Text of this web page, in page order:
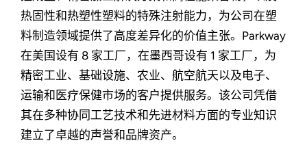
热固性和热塑性塑料的特殊注射能力，为公司在塑
料制造领域提供了高度差异化的价值主张。Parkway
在美国设有 8 家工厂，在墨西哥设有 1 家工厂，为
精密工业、基础设施、农业、航空航天以及电子、
运输和医疗保健市场的客户提供服务。该公司凭借
其在多种协同工艺技术和先进材料方面的专业知识
建立了卓越的声誉和品牌资产。